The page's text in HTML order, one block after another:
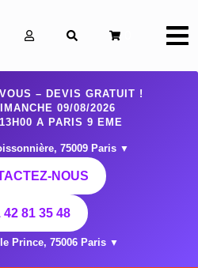
– DEVIS GRATUIT !
09/08/2026
A PARIS 9 EME
75009 Paris ▼
NOUS
42 81 35 48
Prince, 75006 Paris ▼